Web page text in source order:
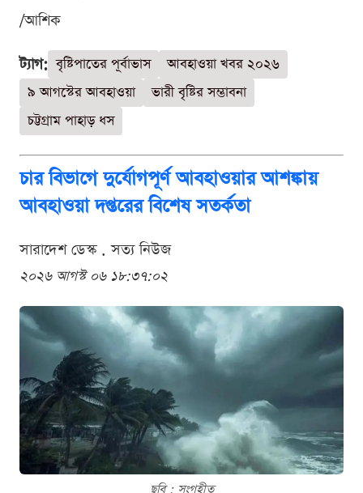
/আশিক
ট্যাগ: বৃষ্টিপাতের পূর্বাভাস
আবহাওয়া খবর ২০২৬
৯ আগস্টের আবহাওয়া
ভারী বৃষ্টির সম্ভাবনা
চট্টগ্রাম পাহাড় ধস
চার বিভাগে দুর্যোগপূর্ণ আবহাওয়ার আশঙ্কায়
আবহাওয়া দপ্তরের বিশেষ সতর্কতা
সারাদেশ ডেস্ক . সত্য নিউজ
২০২৬ আগস্ট ০৬ ১৮:৩৭:০২